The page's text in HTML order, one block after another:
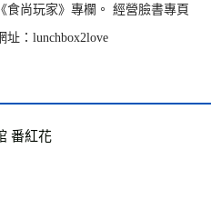
尚玩家》專欄。 經營臉書專頁
址：lunchbox2love
番紅花